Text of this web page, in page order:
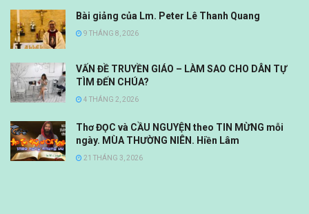
Bài giảng của Lm. Peter Lê Thanh Quang
9 THÁNG 8, 2026
VẤN ĐỀ TRUYỀN GIÁO – LÀM SAO CHO DÂN TỰ
TÌM ĐẾN CHÚA?
4 THÁNG 2, 2026
Thơ ĐỌC và CẦU NGUYỆN theo TIN MỪNG mỗi
ngày. MÙA THƯỜNG NIÊN. Hiền Lâm
21 THÁNG 3, 2026